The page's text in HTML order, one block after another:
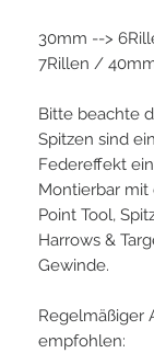
30mm -->
7Rillen /
Bitte beachte
Spitzen sind
Federeffekt
Montierbar mit
Point Tool,
Harrows &
Gewinde.
Regelmäßiger
empfohlen: